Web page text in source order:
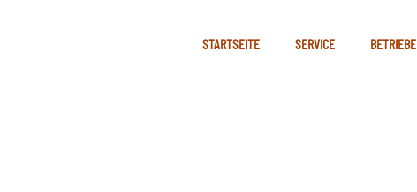
STARTSEITE SERVICE BETRIEBE